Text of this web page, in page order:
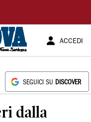
ACCEDI
SEGUICI SU DISCOVER
dalla